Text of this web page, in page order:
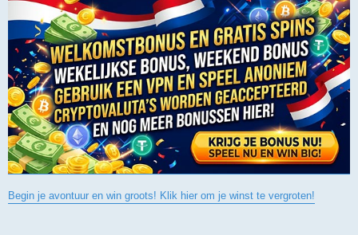
Begin je avontuur en win groots! Klik hier om je winst te vergroten!